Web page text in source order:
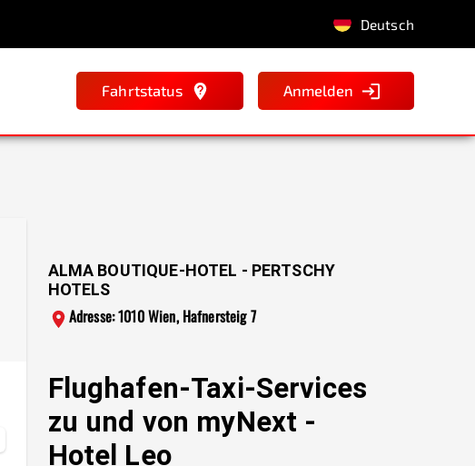
Deutsch
Fahrtstatus Anmelden
ALMA BOUTIQUE-HOTEL - PERTSCHY
HOTELS
Adresse: 1010 Wien, Hafnersteig 7
Flughafen-Taxi-Services
zu und von myNext -
Hotel Leo